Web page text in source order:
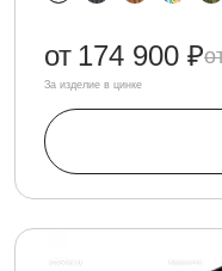
от 174 900 ₽
За изделие в цинке